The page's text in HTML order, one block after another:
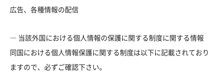
広告、各種情報の配信
― 当該外国における個人情報の保護に関する制度に関する情報
同国における個人情報保護に関する制度は以下に記載されており
ますので、必ずご確認下さい。